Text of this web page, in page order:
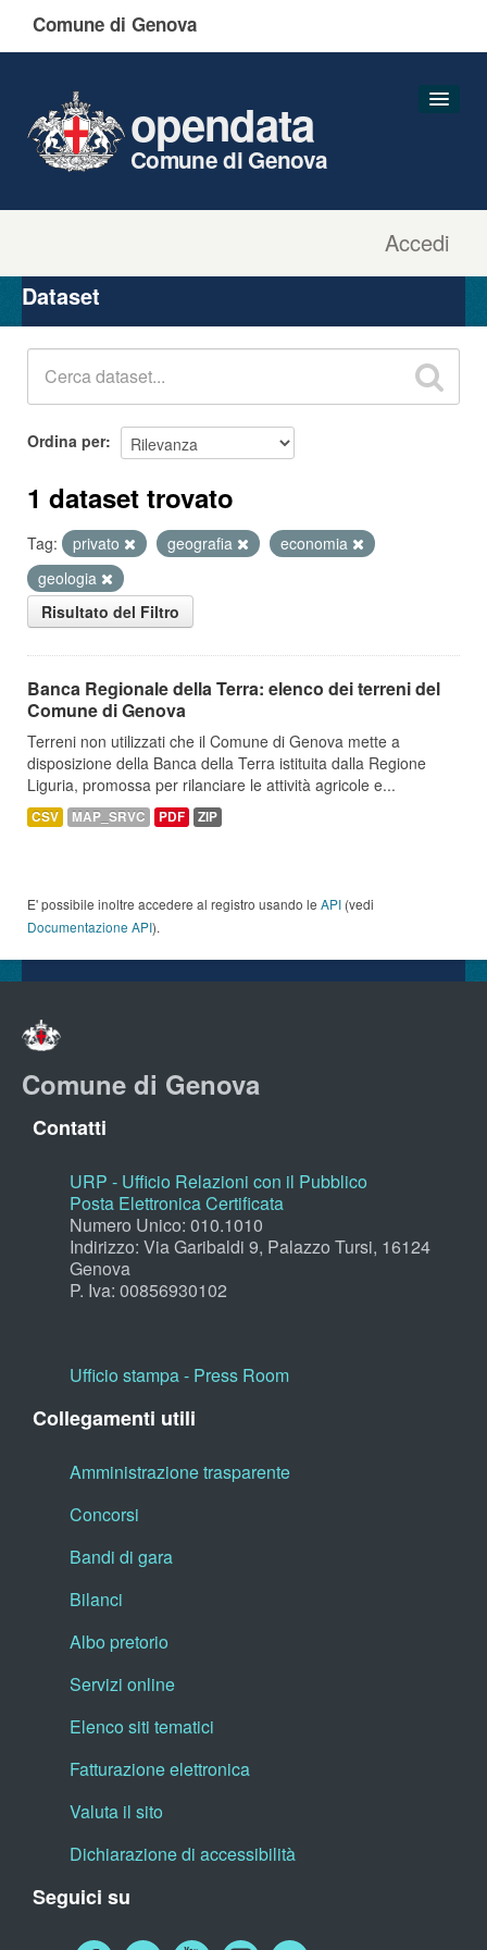
Comune di Genova
Accedi
opendata
Comune di Genova
Organizzazioni
Gruppi
Dataset
Ordina per
1 dataset trovato
Tag: privato geografia
economia
geologia
Risultato del Filtro
Banca Regionale della Terra: elenco dei terreni del
Comune di Genova
Terreni non utilizzati che il Comune di Genova mette a
disposizione della Banca della Terra istituita dalla Regione
Liguria, promossa per rilanciare le attività agricole e...
CSV MAP_SRVC PDF ZIP
E' possibile inoltre accedere al registro usando le API (vedi
Documentazione API).
Comune di Genova
Contatti
URP - Ufficio Relazioni con il Pubblico
Posta Elettronica Certificata
Numero Unico: 010.1010
Indirizzo: Via Garibaldi 9, Palazzo Tursi, 16124
Genova
P. Iva: 00856930102
Ufficio stampa - Press Room
Collegamenti utili
Amministrazione trasparente
Concorsi
Bandi di gara
Bilanci
Albo pretorio
Servizi online
Elenco siti tematici
Fatturazione elettronica
Valuta il sito
Dichiarazione di accessibilità
Seguici su